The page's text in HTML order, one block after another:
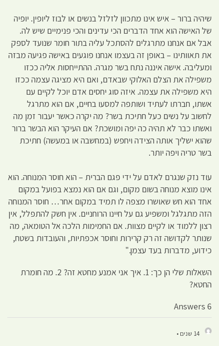
שיהיה ברור – איש אינו מתכוון לזלזל בנשים או לבוז ליופין. יופיה
של האישה הוא אחד הדברים הכי עדינים והכי פנימיים שיש לה.
אבל אם אנחנו מתרגלים להסתכל עליה בתור חומר שנועד לספק
את תאוותינו – באופן זה בעצמו אנחנו פוגעים באישה פגיעה מבזה
ומעליבה. אישה איננה נתח בשר מגרה. ההתייחסות אליה ככזו
משפילה את הצלם האלוקי שבאדם, ואם היא מציגה עצמה ככזו
היא משפילה את עצמה. איזה סוג יחסים אדם יוכל לקיים עם
אשתו, חברתו לעתיד ושותפה למסעו בחיים, אם הוא מתרגל
לחשוב על נשים כעל חתיכת בשר? מה יקרה כאשר יעבור זמן מה
ואשתו כבר לא תהיה כה יפה ומושכת? אם העיקר הוא הבשר ברור
שהוא ישליך אותה הצידה ויחפש (במחשבה או במעשה) חתיכת
בשר טריה ויפה יותר.
עוד נזק שנגרם לאדם על ידי פגם הברית – הוא חוסר המנוחה. הוא
אינו מוצא מנוחה בשום מקום, וגם אם הוא נמצא בפועל במקום
אחד הוא חש שאושרו מצפה לו תמיד במקום אחר… חוסר המנוחה
הזה מתגלגל ומשפיע גם על חיינו הרוחניים. אין חשק להתפלל, אין
רצון ללמוד או לקיים מצוות. אם החמימות הלכה אל הטומאה, מה
שנותר לקדושה זה רק קרירות וחוסר אכפתיות, והעובדות בשטח,
כידוע, מדברות בעד עצמן."
השאלות שלי הן כך: 1. איך אני אמנע מחטא זה? 2. מה חומרת
החטא?
6 Answers
14 שנים •